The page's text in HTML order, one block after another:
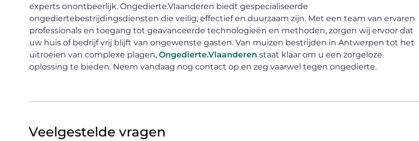
experts onontbeerlijk. Ongedierte.Vlaanderen biedt gespecialiseerde
ongediertebestrijdingsdiensten die veilig, effectief en duurzaam zijn. Met een team van ervaren
professionals en toegang tot geavanceerde technologieën en methoden, zorgen wij ervoor dat
uw huis of bedrijf vrij blijft van ongewenste gasten. Van muizen bestrijden in Antwerpen tot het
uitroeien van complexe plagen, Ongedierte.Vlaanderen staat klaar om u een zorgeloze
oplossing te bieden. Neem vandaag nog contact op en zeg vaarwel tegen ongedierte.
Veelgestelde vragen